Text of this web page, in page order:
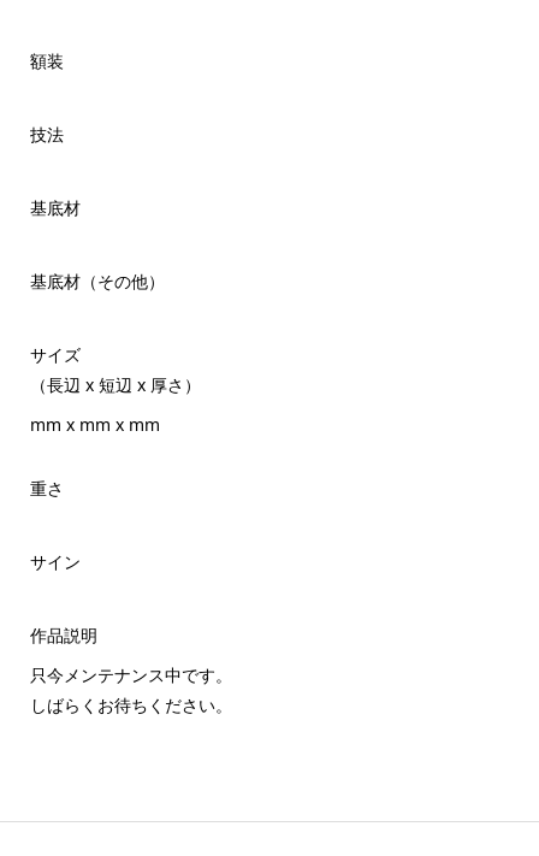
額装
技法
基底材
基底材（その他）
サイズ
（長辺 x 短辺 x 厚さ）
mm x mm x mm
重さ
サイン
作品説明
只今メンテナンス中です。
しばらくお待ちください。